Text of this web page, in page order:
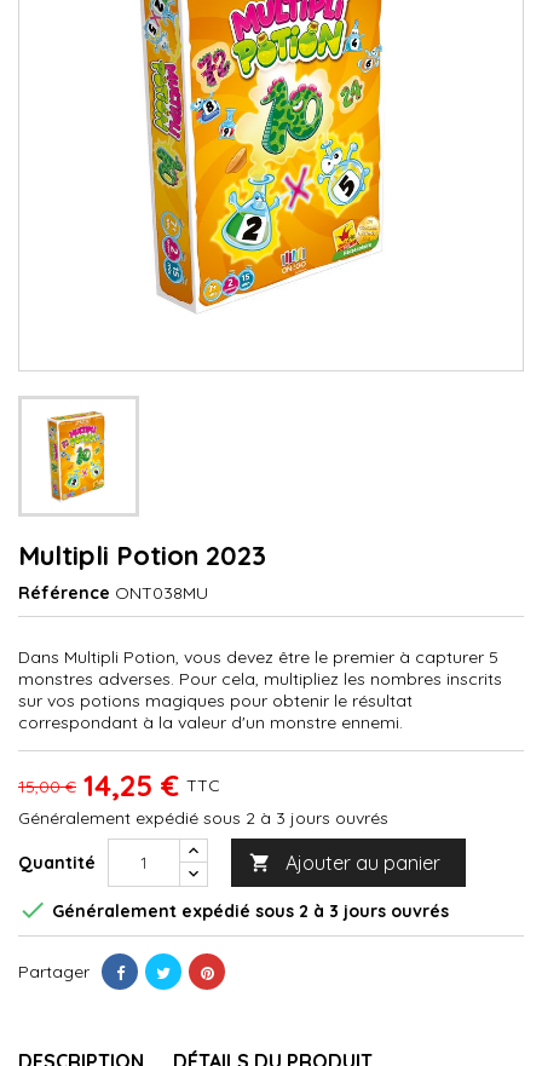
Multipli Potion 2023
Référence ONT038MU
Dans Multipli Potion, vous devez être le premier à capturer 5
monstres adverses. Pour cela, multipliez les nombres inscrits
sur vos potions magiques pour obtenir le résultat
correspondant à la valeur d'un monstre ennemi.
15,00 € 14,25 € TTC
Généralement expédié sous 2 à 3 jours ouvrés
Quantité  Ajouter au panier
 Généralement expédié sous 2 à 3 jours ouvrés
Partager
DESCRIPTION DÉTAILS DU PRODUIT